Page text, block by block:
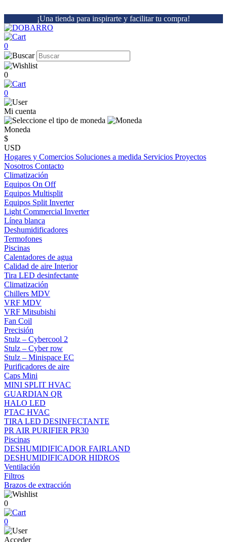
¡Una tienda para inspirarte y facilitar tu compra!
0
0
0
Mi cuenta
Moneda
$
USD
Hogares y Comercios Soluciones a medida Servicios Proyectos
Nosotros Contacto
Climatización
Equipos On Off
Equipos Multisplit
Equipos Split Inverter
Light Commercial Inverter
Línea blanca
Deshumidificadores
Termofones
Piscinas
Calentadores de agua
Calidad de aire Interior
Tira LED desinfectante
Climatización
Chillers MDV
VRF MDV
VRF Mitsubishi
Fan Coil
Precisión
Stulz – Cybercool 2
Stulz – Cyber row
Stulz – Minispace EC
Purificadores de aire
Caps Mini
MINI SPLIT HVAC
GUARDIAN QR
HALO LED
PTAC HVAC
TIRA LED DESINFECTANTE
PR AIR PURIFIER PR30
Piscinas
DESHUMIDIFICADOR FAIRLAND
DESHUMIDIFICADOR HIDROS
Ventilación
Filtros
Brazos de extracción
0
0
Acceder